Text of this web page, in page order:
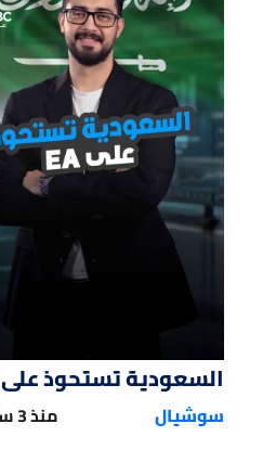
01:12
السعودية تستحوذ على EA
سوشيال منذ 3 ساعات